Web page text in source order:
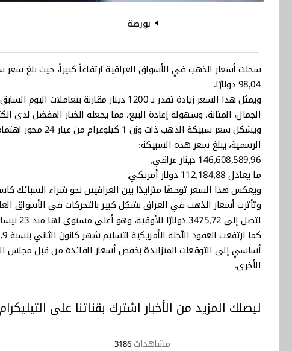
بورصة
98,04 دولارًا.
ويمثل هذا السعر زيادة تقدر بـ 1200 دينار
الجمال، المتانة، وسهولة إعادة البيع، مما يجعله الخيار المفضل لدى
ويشكل سعر سبيكة
الرسمية، يبلغ سعر هذه السبيكة:
146,608,589,96 دينار عراقي,
ما يعادل 112,184,88 دولار أمريكي,
ويعكس هذا السعر توجهًا متزايدًا بين العراقيين نحو شراء السبائك
لتصل إلى 3475,72 دولارًا للأوقية، وهو أعلى مستوى لها منذ 23 نيسان الماضي.
أساسي إلى التوقعات المتزايدة بخفض أسعار الفائدة من قبل مجلس
الأخرى.
ليصلك المزيد من الأخبار اشترك بقناتنا على التيليكرام
مشاهدات3186